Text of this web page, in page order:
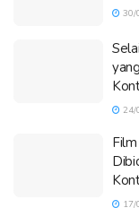
30/
24/
17/